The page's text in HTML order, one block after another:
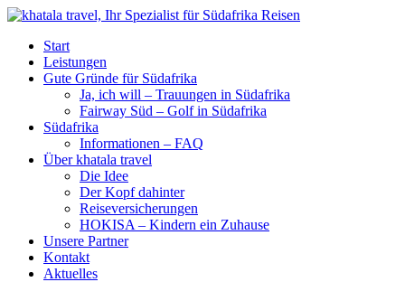
Start
Leistungen
Gute Gründe für Südafrika
Ja, ich will – Trauungen in Südafrika
Fairway Süd – Golf in Südafrika
Südafrika
Informationen – FAQ
Über khatala travel
Die Idee
Der Kopf dahinter
Reiseversicherungen
HOKISA – Kindern ein Zuhause
Unsere Partner
Kontakt
Aktuelles